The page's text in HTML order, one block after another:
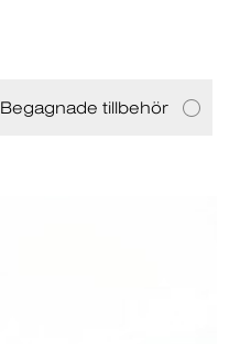
Begagnade tillbehör